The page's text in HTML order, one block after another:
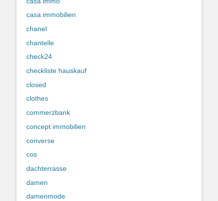
casa immobilien
chanel
chantelle
check24
checkliste hauskauf
closed
clothes
commerzbank
concept immobilien
converse
cos
dachterrasse
damen
damenmode